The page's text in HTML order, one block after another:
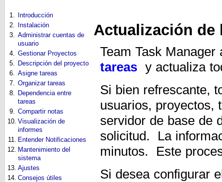
1.
Introducción
2.
Instalación
3. Administrar cuentas de
usuario
4. Gestionar Proyectos
5. Descripción del proyecto
6. Asigne tareas
7. Organizar tareas
8. Dependencia entre
tareas
9. Compartir notas
10. Visualización de
informes
11. Entender Notificaciones
12. Mantenimiento del
sistema
13. Ajustes
14. Consejos útiles
Actualización de
Team Task
tareas y actualiza
Si bien refrescante,
usuarios, proyectos,
servidor de base de
solicitud. La
minutos. Este
Si desea configurar